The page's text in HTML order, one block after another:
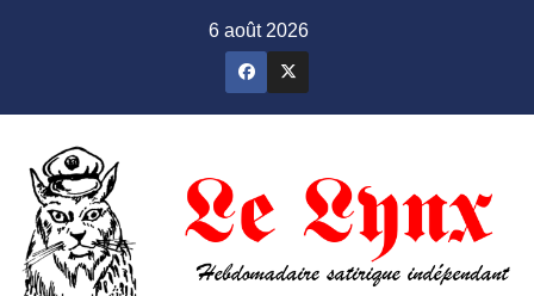
6 août 2026